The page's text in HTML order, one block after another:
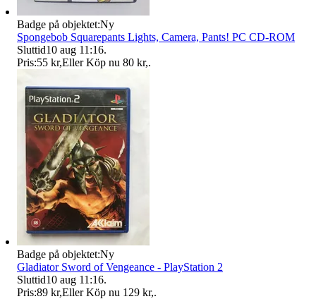
Badge på objektet:Ny
Spongebob Squarepants Lights, Camera, Pants! PC CD-ROM
Sluttid10 aug 11:16.
Pris:55 kr,Eller Köp nu 80 kr,.
Badge på objektet:Ny
Gladiator Sword of Vengeance - PlayStation 2
Sluttid10 aug 11:16.
Pris:89 kr,Eller Köp nu 129 kr,.